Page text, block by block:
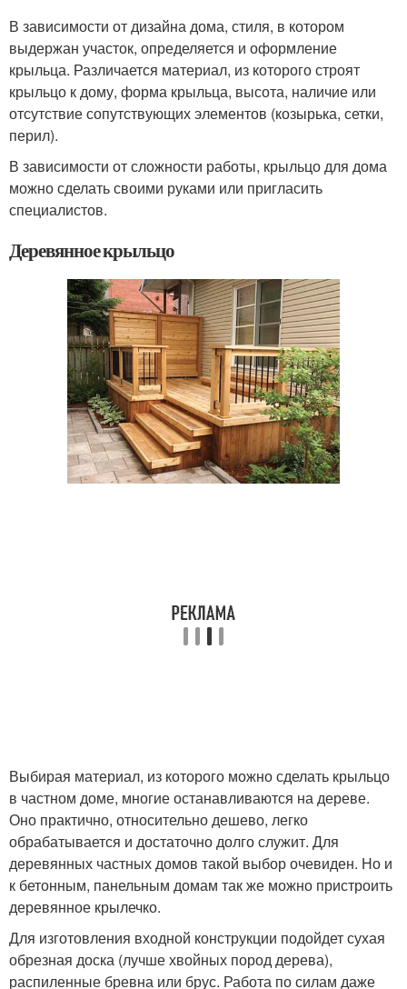
В зависимости от дизайна дома, стиля, в котором
выдержан участок, определяется и оформление
крыльца. Различается материал, из которого строят
крыльцо к дому, форма крыльца, высота, наличие или
отсутствие сопутствующих элементов (козырька, сетки,
перил).
В зависимости от сложности работы, крыльцо для дома
можно сделать своими руками или пригласить
специалистов.
Деревянное крыльцо
Выбирая материал, из которого можно сделать крыльцо
в частном доме, многие останавливаются на дереве.
Оно практично, относительно дешево, легко
обрабатывается и достаточно долго служит. Для
деревянных частных домов такой выбор очевиден. Но и
к бетонным, панельным домам так же можно пристроить
деревянное крылечко.
Для изготовления входной конструкции подойдет сухая
обрезная доска (лучше хвойных пород дерева),
распиленные бревна или брус. Работа по силам даже